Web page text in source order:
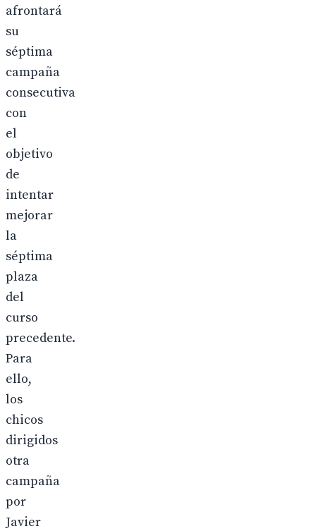
afrontará
su
séptima
campaña
consecutiva
con
el
objetivo
de
intentar
mejorar
la
séptima
plaza
del
curso
precedente.
Para
ello,
los
chicos
dirigidos
otra
campaña
por
Javier